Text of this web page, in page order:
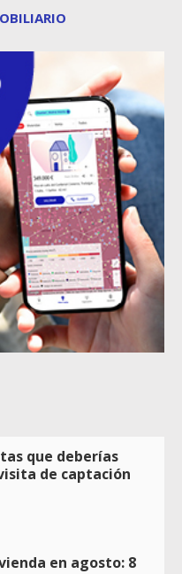
que deberías
de captación
en agosto: 8